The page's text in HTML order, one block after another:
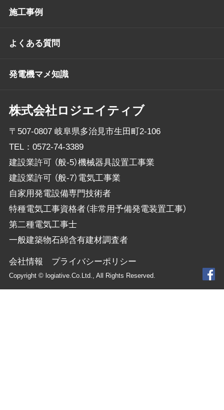
株式会社ロジエイティブ
〒507-0807 岐阜県多治見市生田町2-106
TEL： 0572-74-3389
建設業許可 （般-5）機械器具設置工事業
建設業許可 （般-7）電気工事業
自家用発電設備専門技術者
特種電気工事資格者（非常用予備発電装置工事）
第二種電気工事士
一般建築物石綿含有建材調査者
施工事例
よくある質問
発電機マメ知識
会社情報 プライバシーポリシー
Copyright © logiative.Co.Ltd., All Rights Reserved.